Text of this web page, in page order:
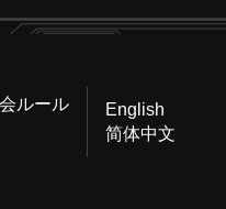
ルール
English
简体中文